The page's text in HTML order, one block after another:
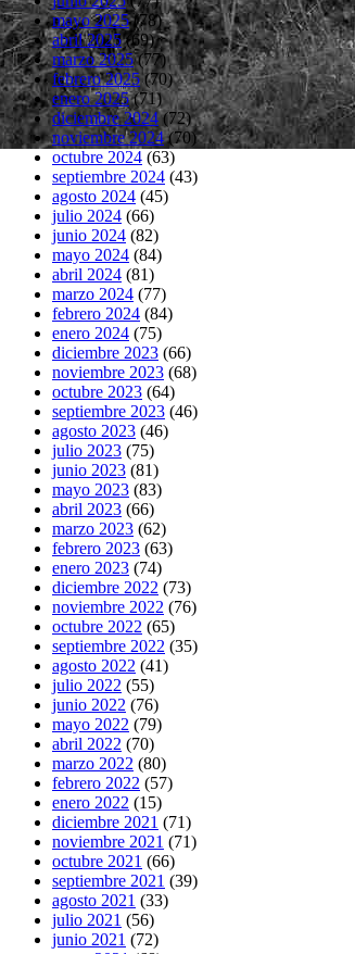
mayo 2025(78)
abril 2025(69)
marzo 2025(77)
febrero 2025(70)
enero 2025(71)
diciembre 2024(72)
noviembre 2024(70)
octubre 2024 (63)
septiembre 2024 (43)
agosto 2024 (45)
julio 2024 (66)
junio 2024 (82)
mayo 2024 (84)
abril 2024 (81)
marzo 2024 (77)
febrero 2024 (84)
enero 2024 (75)
diciembre 2023 (66)
noviembre 2023 (68)
octubre 2023 (64)
septiembre 2023 (46)
agosto 2023 (46)
julio 2023 (75)
junio 2023 (81)
mayo 2023 (83)
abril 2023 (66)
marzo 2023 (62)
febrero 2023 (63)
enero 2023 (74)
diciembre 2022 (73)
noviembre 2022 (76)
octubre 2022 (65)
septiembre 2022 (35)
agosto 2022 (41)
julio 2022 (55)
junio 2022 (76)
mayo 2022 (79)
abril 2022 (70)
marzo 2022 (80)
febrero 2022 (57)
enero 2022 (15)
diciembre 2021 (71)
noviembre 2021 (71)
octubre 2021 (66)
septiembre 2021 (39)
agosto 2021 (33)
julio 2021 (56)
junio 2021 (72)